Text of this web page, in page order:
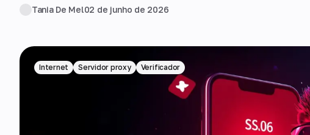
Tania De Mel02 de junho de 2026
Internet Servidor proxy Verificador